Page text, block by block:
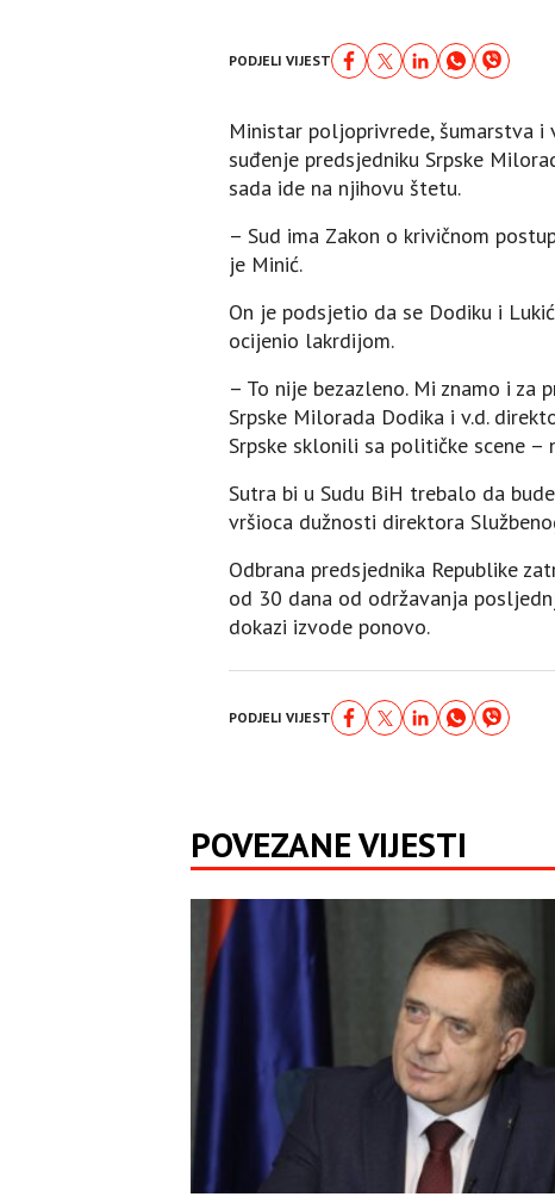
PODJELI VIJEST
Ministar poljoprivrede, šumarstva i
suđenje predsjedniku Srpske
sada ide na njihovu štetu.
– Sud ima Zakon o krivičnom
je Minić.
On je podsjetio da se Dodiku i
ocijenio lakrdijom.
– To nije bezazleno. Mi znamo i
Srpske Milorada Dodika i v.d.
Srpske sklonili sa političke scene –
Sutra bi u Sudu BiH trebalo da
vršioca dužnosti direktora
Odbrana predsjednika Republike
od 30 dana od održavanja
dokazi izvode ponovo.
PODJELI VIJEST
POVEZANE VIJESTI